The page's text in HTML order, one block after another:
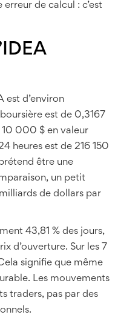
de calcul : c’est
est d’environ
est de 0,3167
10 000 $ en valeur
heures est de 216 150
être une
un petit
de dollars par
43,81 % des jours,
d’ouverture. Sur les 7
signifie que même
Les mouvements
traders, pas par des